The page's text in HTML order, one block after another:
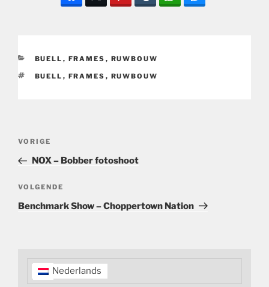
CATEGORIEËN
BUELL , FRAMES , RUWBOUW
TAGS
BUELL , FRAMES , RUWBOUW
Bericht
Vorig
bericht
VORIGE
NOX – Bobber fotoshoot
Volgend
bericht
VOLGENDE
Benchmark Show – Choppertown Nation
Nederlands